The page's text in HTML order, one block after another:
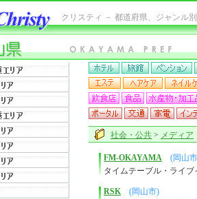
クリスティ － 都道府県、ジャンル
社会・公共 > メディア
FM-OKAYAMA
(岡山
タイムテーブル・ライ
RSK
(岡山市)